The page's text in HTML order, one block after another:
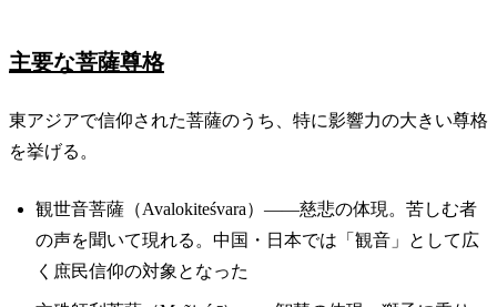
主要な菩薩尊格
東アジアで信仰された菩薩のうち、特に影響力の大きい尊格
を挙げる。
観世音菩薩（Avalokiteśvara）——慈悲の体現。苦しむ者
の声を聞いて現れる。中国・日本では「観音」として広
く庶民信仰の対象となった